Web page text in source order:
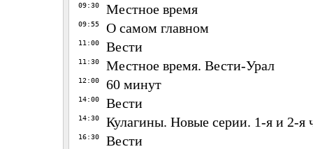
09:30 Местное время
09:55 О самом главном
11:00 Вести
11:30 Местное время. Вести-Урал
12:00 60 минут
14:00 Вести
14:30 Кулагины. Новые серии. 1-я и 2-я
16:30 Вести